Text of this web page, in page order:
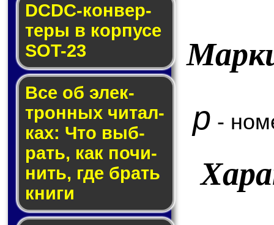
DCDC-кон­вер­
те­ры в кор­пу­се
SOT-23
Все об элек­
трон­ных чи­тал­
ках: Что выб­
рать, как по­чи­
нить, где брать
кни­ги
p -